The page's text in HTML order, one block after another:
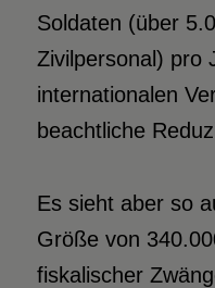
Soldaten (über
Zivilpersonal) pro
internationalen
beachtliche
Es sieht aber so
Größe von
fiskalischer